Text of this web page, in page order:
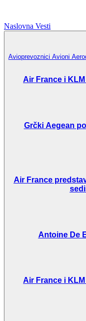
Naslovna Vesti
Avioprevoznici Avioni
Air France i
Grčki Aegean
Air France
Antoine De
Air France i